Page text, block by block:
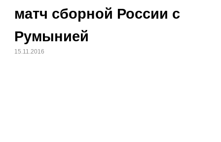
матч сборной России с
Румынией
15.11.2016